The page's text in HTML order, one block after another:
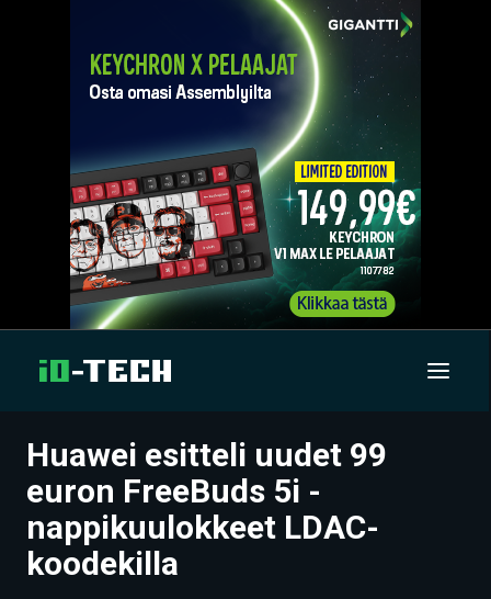
UUTISET
ARTIKKELIT
VIDEOT
Huawei esitteli uudet 99
euron FreeBuds 5i -
nappikuulokkeet LDAC-
koodekilla